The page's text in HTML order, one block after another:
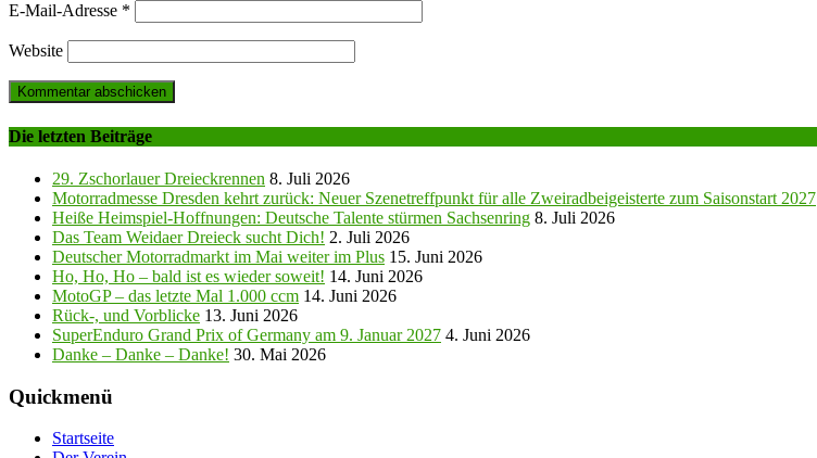
E-Mail-Adresse *
Website
Die letzten Beiträge
29. Zschorlauer Dreieckrennen 8. Juli 2026
Motorradmesse Dresden kehrt zurück: Neuer Szenetreffpunkt für alle Zweiradbeigeisterte zum Saisonstart 2027
Heiße Heimspiel-Hoffnungen: Deutsche Talente stürmen Sachsenring 8. Juli 2026
Das Team Weidaer Dreieck sucht Dich! 2. Juli 2026
Deutscher Motorradmarkt im Mai weiter im Plus 15. Juni 2026
Ho, Ho, Ho – bald ist es wieder soweit! 14. Juni 2026
MotoGP – das letzte Mal 1.000 ccm 14. Juni 2026
Rück-, und Vorblicke 13. Juni 2026
SuperEnduro Grand Prix of Germany am 9. Januar 2027 4. Juni 2026
Danke – Danke – Danke! 30. Mai 2026
Quickmenü
Startseite